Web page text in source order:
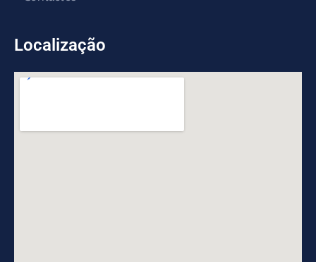
Localização